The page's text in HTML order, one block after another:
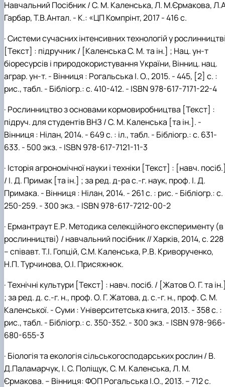
Навчальний Посібник / С. М. Каленська, Л. М.Єрмакова,
Гарбар, Т.В.Антал. - К.: «ЦП Компрінт, 2017 - 416 с.
· Системи сучасних інтенсивних технологій у
[Текст] : підручник / [Каленська С. М. та ін.] ; Нац. ун-т
біоресурсів і природокористування України, Вінниц. нац.
аграр. ун-т. - Вінниця : Рогальська І. О., 2015. - 445, [2] с. :
рис., табл. - Бібліогр.: с. 410-412. - ISBN 978-617-7171-22-4
· Рослинництво з основами кормовиробництва [Текст] :
підруч. для студентів ВНЗ / С. М. Каленська [та ін.]. -
Вінниця : Нілан, 2014. - 649 с. : іл., табл. - Бібліогр.: с. 631-
633. - 500 экз. - ISBN 978-617-7121-11-3
· Історія агрономічної науки і техніки [Текст] : [навч.
/ І. Д. Примак [та ін.] ; за ред. д-ра с.-г. наук, проф. І. Д.
Примака. - Вінниця : Нілан, 2014. - 261 с. : рис. - Бібліогр.: с.
250-259. - 300 экз. - ISBN 978-617-7212-00-2
· Ермантраут Е.Р. Методика селекційного експерименту (в
рослинництві) / навчальний посібник // Харків, 2014, с. 228
– співавт. Т.І. Гопцій, С.М. Каленська, Р.В. Криворученко,
Н.П. Турчинова, О.І. Присяжнюк.
· Технічні культури [Текст] : навч. посіб. / [Жатов О. Г. та
; за ред. д. с.-г. н., проф. О. Г. Жатова, д. с.-г. н., проф. С. М.
Каленської. - Суми : Університетська книга, 2013. - 358 с. :
рис., табл. - Бібліогр.: с. 350-352. - 300 экз. - ISBN 978-966-
680-655-3
· Біологія та екологія сільськогосподарських рослин / В.
Д.Паламарчук, І. С. Поліщук, С. М. Каленська, Л. М.
Єрмакова. – Вінниця: ФОП Рогальська І.О., 2013. – 712 с.